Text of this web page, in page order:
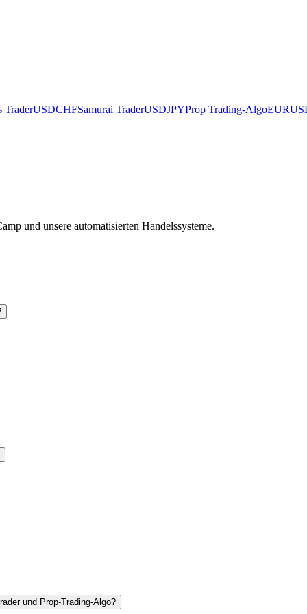
TraderUSDCHFSamurai TraderUSDJPYProp Trading-Algo
und unsere automatisierten Handelssysteme.
und Prop-Trading-Algo?